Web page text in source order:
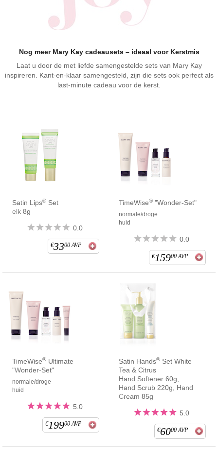
Nog meer Mary Kay cadeausets – ideaal voor Kerstmis
Laat u door de met liefde samengestelde sets van Mary Kay
inspireren. Kant-en-klaar samengesteld, zijn die sets ook perfect als
last-minute cadeau voor de kerst.
Satin Lips® Set
elk 8g
0.0
€3300 AVP
TimeWise® "Wonder-Set"
normale/droge
huid
0.0
€15900 AVP
TimeWise® Ultimate
"Wonder-Set"
normale/droge
huid
5.0
€19900 AVP
Satin Hands® Set White
Tea & Citrus
Hand Softener 60g,
Hand Scrub 220g, Hand
Cream 85g
5.0
€6000 AVP